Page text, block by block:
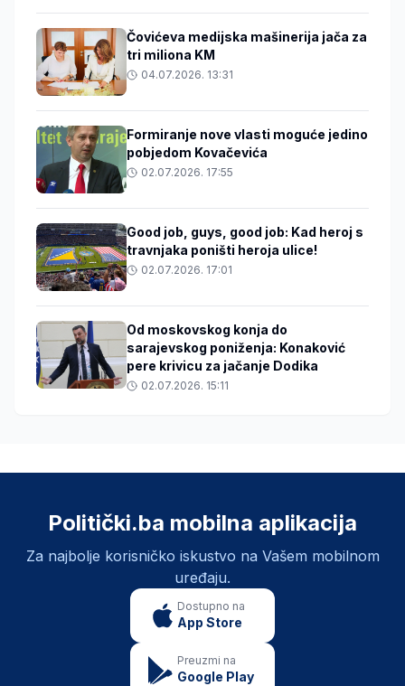
Čovićeva medijska mašinerija jača za
tri miliona KM
04.07.2026. 13:31
Formiranje nove vlasti moguće jedino
pobjedom Kovačevića
02.07.2026. 17:55
Good job, guys, good job: Kad heroj s
travnjaka poništi heroja ulice!
02.07.2026. 17:01
Od moskovskog konja do
sarajevskog poniženja: Konaković
pere krivicu za jačanje Dodika
02.07.2026. 15:11
Politički.ba mobilna aplikacija
Za najbolje korisničko iskustvo na Vašem mobilnom
uređaju.
Dostupno na
App Store
Preuzmi na
Google Play